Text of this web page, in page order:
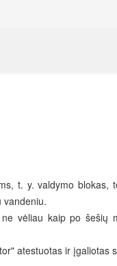
t. y. valdymo blokas,
vandeniu.
vėliau kaip po šešių
atestuotas ir įgaliotas